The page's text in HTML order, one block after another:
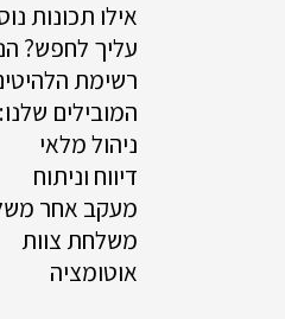
אילו תכונות
עליך לחפש?
רשימת
המובילים שלנו:
ניהול מלאי
דיווח וניתוח
מעקב אחר
משלחת צוות
אוטומציה